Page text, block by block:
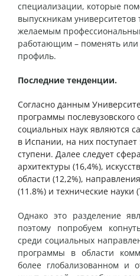
специализации, которые
выпускникам университетов
желаемым
работающим – поменять
профиль.
Последние тенденции.
Согласно данным
программы послевузовского
социальных наук являются
в Испании, на них поступает
ступени. Далее следует
архитектуры (16,4%),
области (12,2%),
(11.8%) и технические науки
Однако это разделение
поэтому попробуем
среди социальных
программы в области
более глобализованном и